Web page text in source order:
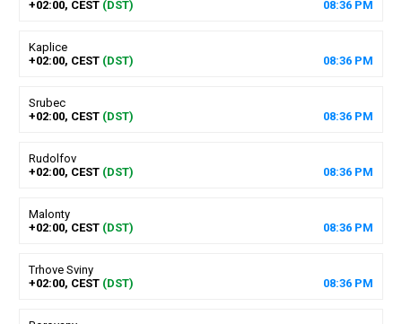
+02:00, CEST (DST) 08:36 PM
Kaplice
+02:00, CEST (DST) 08:36 PM
Srubec
+02:00, CEST (DST) 08:36 PM
Rudolfov
+02:00, CEST (DST) 08:36 PM
Malonty
+02:00, CEST (DST) 08:36 PM
Trhove Sviny
+02:00, CEST (DST) 08:36 PM